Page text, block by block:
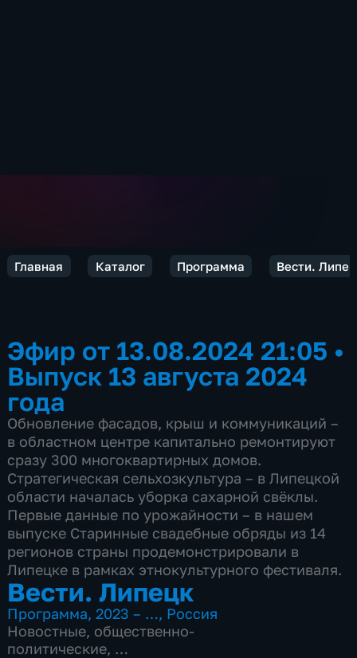
Главная Каталог Программа Вести.
Эфир от 13.08.2024 21:05 •
Выпуск 13 августа 2024
года
Обновление фасадов, крыш и коммуникаций –
в областном центре капитально ремонтируют
сразу 300 многоквартирных домов.
Стратегическая сельхозкультура – в Липецкой
области началась уборка сахарной свёклы.
Первые данные по урожайности – в нашем
выпуске Старинные свадебные обряды из 14
регионов страны продемонстрировали в
Липецке в рамках этнокультурного фестиваля.
Вести. Липецк
Программа,2023 – …, Россия
Новостные, общественно-
политические,